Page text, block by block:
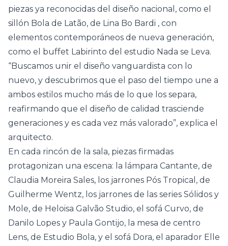
piezas ya reconocidas del diseño nacional, como el
sillón Bola de Latão, de Lina Bo Bardi , con
elementos contemporáneos de nueva generación,
como el buffet Labirinto del estudio Nada se Leva.
“Buscamos unir el diseño vanguardista con lo
nuevo, y descubrimos que el paso del tiempo une a
ambos estilos mucho más de lo que los separa,
reafirmando que el diseño de calidad trasciende
generaciones y es cada vez más valorado”, explica el
arquitecto.
En cada rincón de la sala, piezas firmadas
protagonizan una escena: la lámpara Cantante, de
Claudia Moreira Sales, los jarrones Pós Tropical, de
Guilherme Wentz, los jarrones de las series Sólidos y
Mole, de Heloisa Galvão Studio, el sofá Curvo, de
Danilo Lopes y Paula Gontijo, la mesa de centro
Lens, de Estudio Bola, y el sofá Dora, el aparador Elle